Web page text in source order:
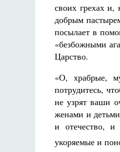
своих грехах и,
добрым
посылает в
«безбожными
Царство.
«О, храбрые,
потрудитесь,
не узрят ваши
женами и
и отечество,
укоряемые и